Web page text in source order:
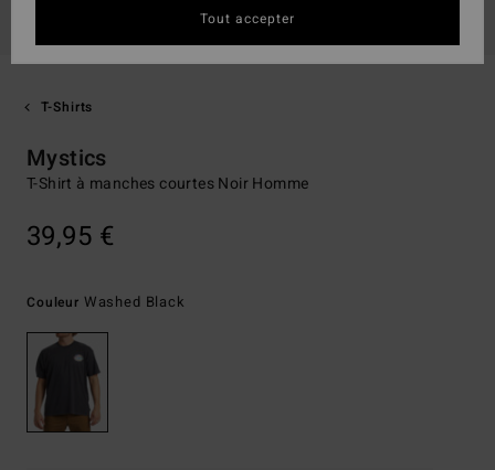
T-Shirts
Mystics
T-Shirt à manches courtes Noir Homme
39,95 €
Couleur Washed Black
Tout accepter